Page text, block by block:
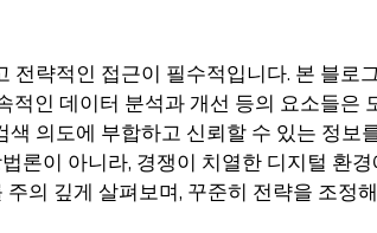
략적인 접근이 필수적입니다. 본 블로
적인 데이터 분석과 개선 등의 요소들
의도에 부합하고 신뢰할 수 있는 정보
론이 아니라, 경쟁이 치열한 디지털 환
의 깊게 살펴보며, 꾸준히 전략을 조정